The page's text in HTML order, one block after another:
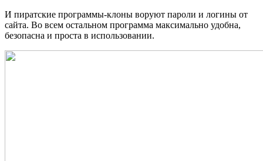
И пиратские программы-клоны воруют пароли и логины от
сайта. Во всем остальном программа максимально удобна,
безопасна и проста в использовании.